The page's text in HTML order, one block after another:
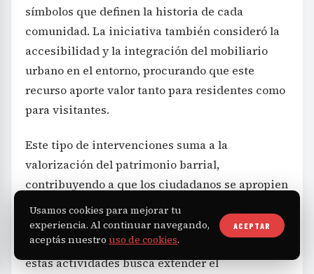
símbolos que definen la historia de cada
comunidad. La iniciativa también consideró la
accesibilidad y la integración del mobiliario
urbano en el entorno, procurando que este
recurso aporte valor tanto para residentes como
para visitantes.
Este tipo de intervenciones suma a la
valorización del patrimonio barrial,
contribuyendo a que los ciudadanos se apropien
de su espacio y promuevan la memoria
colectiva como un factor central para fortalecer
la identidad de Caballito. La próxima edición de
estas actividades busca extender el
Usamos cookies para mejorar tu
experiencia. Al continuar navegando,
aceptás nuestro uso de cookies.
ACEPTAR